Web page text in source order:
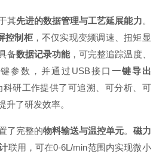
其先进的数据管理与工艺延展能力。
控制柜，不仅实现变频调速、扭矩显
备数据记录功能，可完整追踪温度、
参数，并通过USB接口 一键导出
科研工作提供了可追溯、可分析、可
升了研发效率。
了完整的物料输送与温控单元。 磁力
联用，可在0-6L/min范围内实现微小